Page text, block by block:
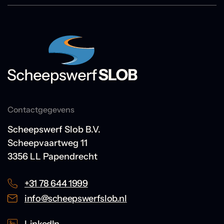
Contactgegevens
Scheepswerf Slob B.V.
Scheepvaartweg 11
3356 LL Papendrecht
+31 78 644 1999
info@scheepswerfslob.nl